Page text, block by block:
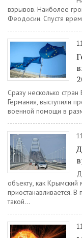
взрывов. Наиболее
Феодосии. Спустя
Сразу несколько
Германия, выступили
военной помощи в
объекту, как
приостанавливается.
такой...